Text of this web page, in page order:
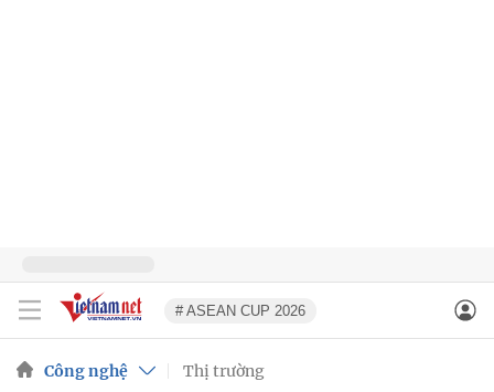
# ASEAN CUP 2026
Công nghệ Thị trường